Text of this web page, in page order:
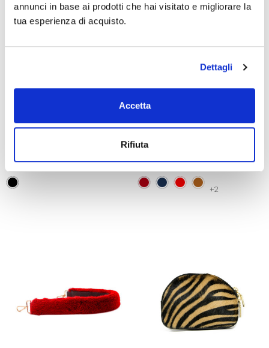
annunci in base ai prodotti che hai visitato e migliorare la
tua esperienza di acquisto.
Dettagli
Accetta
Rifiuta
Camoscio Nero
€39,00
CINTURA Donna In Pelle
Cherry
€39,00
+2